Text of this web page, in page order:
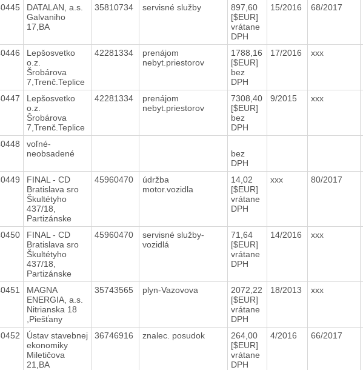
DATALAN, a.s.
Galvaniho
17,BA
35810734 servisné služby
897,60
[$EUR]
vrátane
DPH
15/2016 68/2017
Lepšosvetko
o.z.
Šrobárova
7,Trenč.Teplice
42281334
prenájom
nebyt.priestorov
1788,16
[$EUR]
bez
DPH
17/2016 xxx
Lepšosvetko
o.z.
Šrobárova
7,Trenč.Teplice
42281334
prenájom
nebyt.priestorov
7308,40
[$EUR]
bez
DPH
9/2015 xxx
voľné-
neobsadené
bez
DPH
FINAL - CD
Bratislava sro
Škultétyho
437/18,
Partizánske
45960470
údržba
motor.vozidla
14,02
[$EUR]
vrátane
DPH
xxx 80/2017
FINAL - CD
Bratislava sro
Škultétyho
437/18,
Partizánske
45960470
servisné služby-
vozidlá
71,64
[$EUR]
vrátane
DPH
14/2016 xxx
MAGNA
ENERGIA, a.s.
Nitrianska 18
,Piešťany
35743565 plyn-Vazovova
2072,22
[$EUR]
vrátane
DPH
18/2013 xxx
Ústav stavebnej
ekonomiky
Miletičova
21,BA
36746916 znalec. posudok
264,00
[$EUR]
vrátane
DPH
4/2016 66/2017